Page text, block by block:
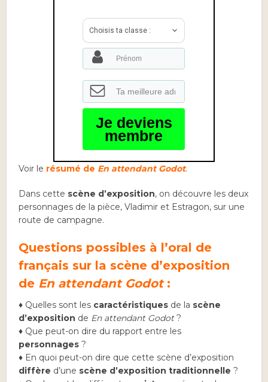
Choisis ta classe :
Je deviens
membre
Voir le résumé de En attendant Godot.
Dans cette scène d’exposition, on découvre les deux
personnages de la pièce, Vladimir et Estragon, sur une
route de campagne.
Questions possibles à l’oral de
français sur la scène d’exposition
de En attendant Godot:
♦ Quelles sont les caractéristiques de la scène
d’exposition de En attendant Godot?
♦ Que peut-on dire du rapport entre les
personnages ?
♦ En quoi peut-on dire que cette scène d’exposition
diffère d’une scène d’exposition traditionnelle ?